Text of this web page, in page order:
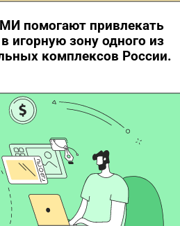
помогают привлекать
игорную зону одного из
комплексов России.